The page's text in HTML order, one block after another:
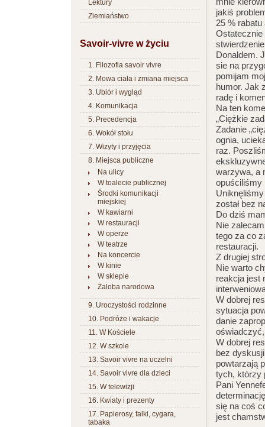
Lektury
Ziemiaństwo
Savoir-vivre w życiu
1. Filozofia savoir vivre
2. Mowa ciała i zmiana miejsca
3. Ubiór i wygląd
4. Komunikacja
5. Precedencja
6. Wokół stołu
7. Wizyty i przyjęcia
8. Miejsca publiczne
Na ulicy
W toalecie publicznej
Środki komunikacji
miejskiej
W kawiarni
W restauracji
W operze
W teatrze
Na koncercie
W kinie
W sklepie
Żaloba narodowa
9. Uroczystości rodzinne
10. Podróże i wakacje
11. W Kościele
12. W szkole
13. Savoir vivre na uczelni
14. Savoir vivre dla dzieci
15. W telewizji
16. Kwiaty i prezenty
17. Papierosy, falki, cygara,
tabaka
jakiś
25 %
Ostatecznie
Donaldem.
sie na
pomijam
humor. Jak
radę i
Na ten
„Ciężkie
Zadanie
ognia,
raz.
warzywa, a
opuściliśmy
został bez
Do dziś
Nie
tego za co
restauracji.
Z drugiej
Nie warto
reakcja jest
W dobrej
sytuacja
danie
W dobrej
bez
powtarzają
tych, którzy
Pani
się na coś
jest